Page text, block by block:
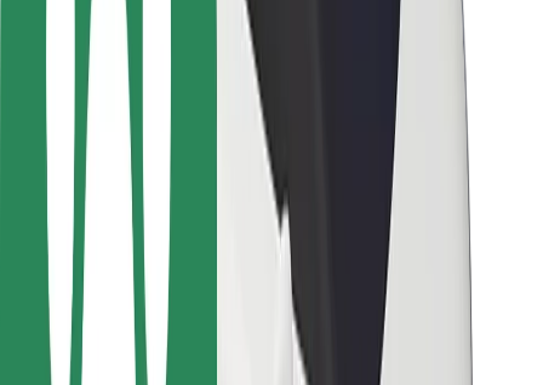
Oro uostai
„Bolt“ įkrovimo stotelės
Pagalba
Vairuotojams
Kurjeriams
„Bolt Food“
Automobilių nuomos įmonių savininkams
Restoranams